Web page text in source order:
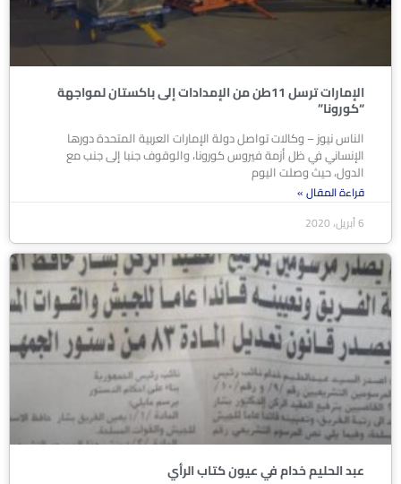
الإمارات ترسل 11طن من الإمدادات إلى باكستان لمواجهة
“كورونا”
الناس نيوز – وكالات تواصل دولة الإمارات العربية المتحدة دورها
الإنساني في ظل أزمة فيروس كورونا، والوقوف جنبا إلى جنب مع
الدول، حيث وصلت اليوم
قراءة المقال »
6 أبريل، 2020
عبد الحليم خدام في عيون كتاب الرأي